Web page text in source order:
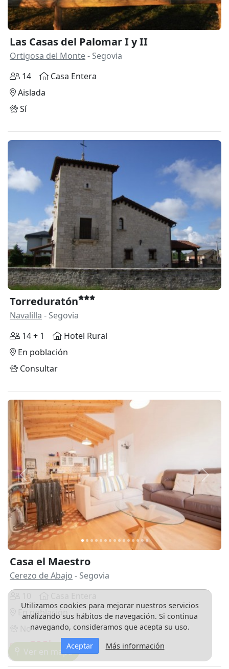
Las Casas del Palomar I y II
Ortigosa del Monte- Segovia
14
Casa Entera
Aislada
Sí
Torreduratón
Navalilla - Segovia
14 + 1
Hotel Rural
En población
Consultar
Anterior
Casa el Maestro
Cerezo de Abajo - Segovia
En población
No
Desde 30€*
Ver en mapa
Utilizamos cookies para mejorar nuestros servicios
analizando sus hábitos de navegación. Si continua
navegando, consideramos que acepta su uso.
Aceptar
Más información